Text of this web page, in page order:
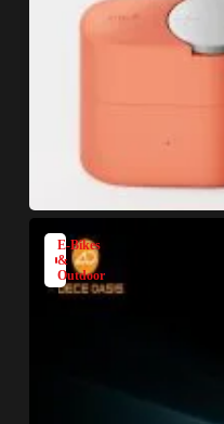
E-Bikes
&
Outdoor